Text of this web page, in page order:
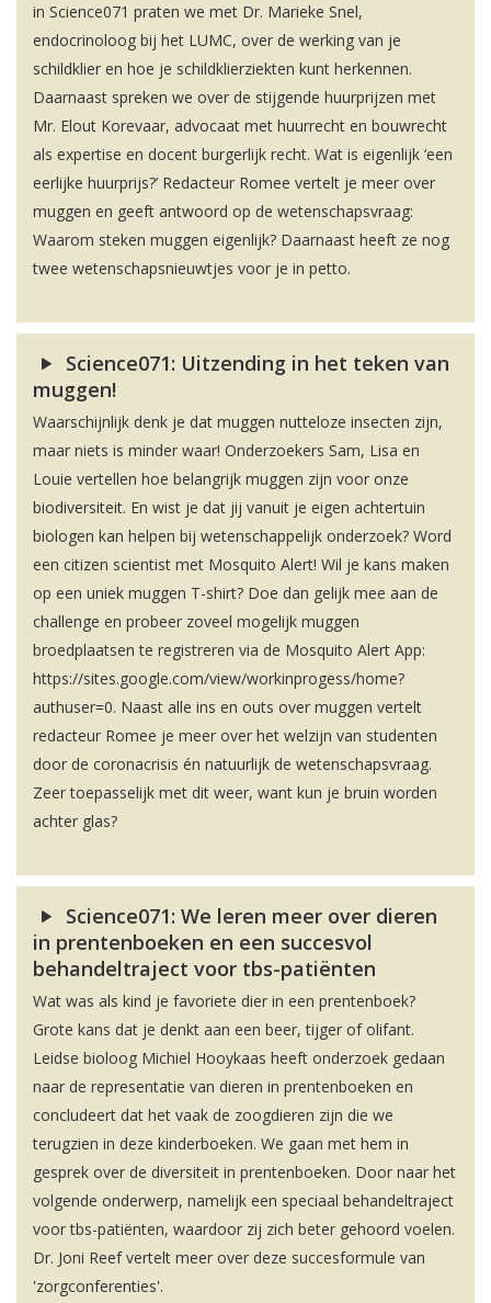
in Science071 praten we met Dr. Marieke Snel,
endocrinoloog bij het LUMC, over de werking van je
schildklier en hoe je schildklierziekten kunt herkennen.
Daarnaast spreken we over de stijgende huurprijzen met
Mr. Elout Korevaar, advocaat met huurrecht en bouwrecht
als expertise en docent burgerlijk recht. Wat is eigenlijk ‘een
eerlijke huurprijs?’ Redacteur Romee vertelt je meer over
muggen en geeft antwoord op de wetenschapsvraag:
Waarom steken muggen eigenlijk? Daarnaast heeft ze nog
twee wetenschapsnieuwtjes voor je in petto.
Science071: Uitzending in het teken van
muggen!
Waarschijnlijk denk je dat muggen nutteloze insecten zijn,
maar niets is minder waar! Onderzoekers Sam, Lisa en
Louie vertellen hoe belangrijk muggen zijn voor onze
biodiversiteit. En wist je dat jij vanuit je eigen achtertuin
biologen kan helpen bij wetenschappelijk onderzoek? Word
een citizen scientist met Mosquito Alert! Wil je kans maken
op een uniek muggen T-shirt? Doe dan gelijk mee aan de
challenge en probeer zoveel mogelijk muggen
broedplaatsen te registreren via de Mosquito Alert App:
https://sites.google.com/view/workinprogess/home?
authuser=0. Naast alle ins en outs over muggen vertelt
redacteur Romee je meer over het welzijn van studenten
door de coronacrisis én natuurlijk de wetenschapsvraag.
Zeer toepasselijk met dit weer, want kun je bruin worden
achter glas?
Science071: We leren meer over dieren
in prentenboeken en een succesvol
behandeltraject voor tbs-patiënten
Wat was als kind je favoriete dier in een prentenboek?
Grote kans dat je denkt aan een beer, tijger of olifant.
Leidse bioloog Michiel Hooykaas heeft onderzoek gedaan
naar de representatie van dieren in prentenboeken en
concludeert dat het vaak de zoogdieren zijn die we
terugzien in deze kinderboeken. We gaan met hem in
gesprek over de diversiteit in prentenboeken. Door naar het
volgende onderwerp, namelijk een speciaal behandeltraject
voor tbs-patiënten, waardoor zij zich beter gehoord voelen.
Dr. Joni Reef vertelt meer over deze succesformule van
'zorgconferenties'.